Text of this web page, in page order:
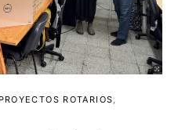
PROYECTOS ROTARIOS